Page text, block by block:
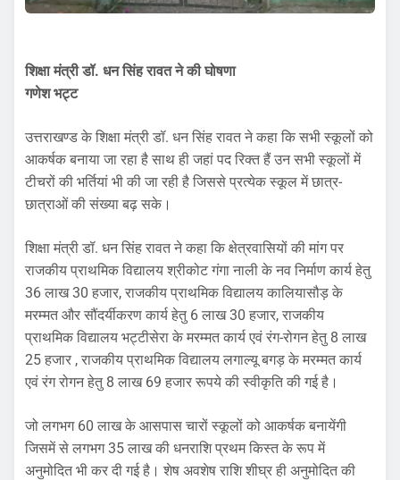
शिक्षा मंत्री डॉ. धन सिंह रावत ने की घोषणा
गणेश भट्ट
उत्तराखण्ड के शिक्षा मंत्री डॉ. धन सिंह रावत ने कहा कि सभी स्कूलों को
आकर्षक बनाया जा रहा है साथ ही जहां पद रिक्त हैं उन सभी स्कूलों में
टीचरों की भर्तियां भी की जा रही है जिससे प्रत्येक स्कूल में छात्र-
छात्राओं की संख्या बढ़ सके।
शिक्षा मंत्री डॉ. धन सिंह रावत ने कहा कि क्षेत्रवासियों की मांग पर
राजकीय प्राथमिक विद्यालय श्रीकोट गंगा नाली के नव निर्माण कार्य हेतु
36 लाख 30 हजार, राजकीय प्राथमिक विद्यालय कालियासौड़ के
मरम्मत और सौंदर्यीकरण कार्य हेतु 6 लाख 30 हजार, राजकीय
प्राथमिक विद्यालय भट्टीसेरा के मरम्मत कार्य एवं रंग-रोगन हेतु 8 लाख
25 हजार , राजकीय प्राथमिक विद्यालय लगाल्यू बगड़ के मरम्मत कार्य
एवं रंग रोगन हेतु 8 लाख 69 हजार रूपये की स्वीकृति की गई है।
जो लगभग 60 लाख के आसपास चारों स्कूलों को आकर्षक बनायेंगी
जिसमें से लगभग 35 लाख की धनराशि प्रथम किस्त के रूप में
अनुमोदित भी कर दी गई है। शेष अवशेष राशि शीघ्र ही अनुमोदित की